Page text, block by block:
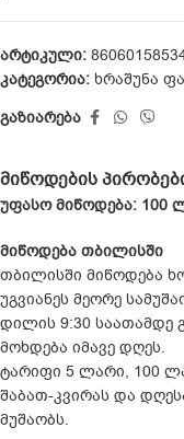
არტიკული:
კატეგორია: ხრაშუნა
გაზიარება
მიწოდების
უფასო მიწოდება: 100
მიწოდება თბილისში
თბილისში მიწოდება
უგვიანეს მეორე
დილის 9:30 საათამდე
მოხდება იმავე დღეს.
ტარიფი 5 ლარი, 100
შაბათ-კვირას და
მუშაობს.